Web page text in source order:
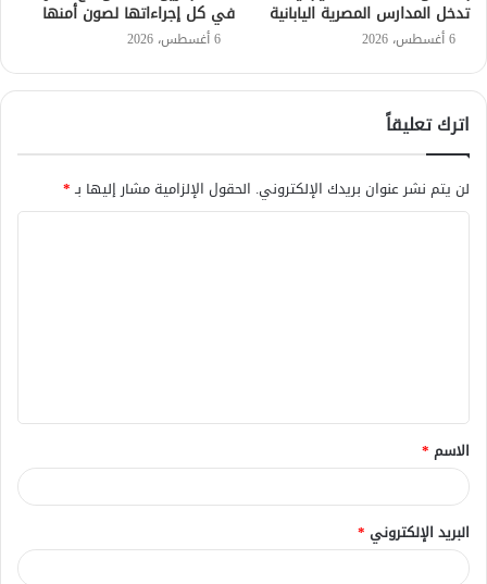
تدخل المدارس المصرية اليابانية
6 أغسطس، 2026
في كل إجراءاتها لصون أمنها
6 أغسطس، 2026
اترك تعليقاً
لن يتم نشر عنوان بريدك الإلكتروني. الحقول الإلزامية مشار إليها بـ*
ق
*
الاسم *
البريد الإلكتروني *